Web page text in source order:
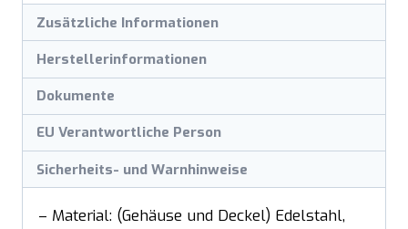
Zusätzliche Informationen
Herstellerinformationen
Dokumente
EU Verantwortliche Person
Sicherheits- und Warnhinweise
– Material: (Gehäuse und Deckel) Edelstahl,